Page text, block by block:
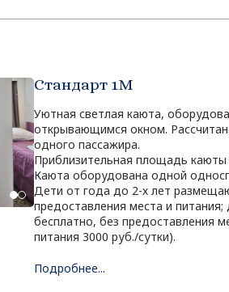
Стандарт 1M
Уютная светлая каюта,
открывающимся окном.
одного пассажира.
Приблизительная площадь каюты
Каюта оборудована одной
Дети от года до 2-х лет
предоставления места и
бесплатно, без предоставления
питания 3000 руб./сутки).
Подробнее...